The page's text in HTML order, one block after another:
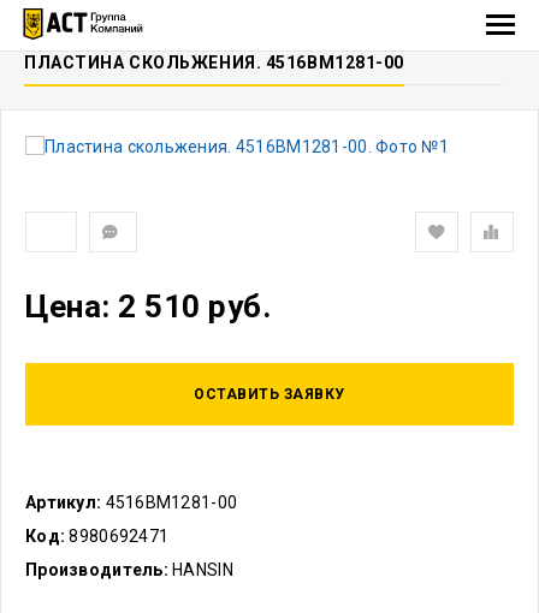
ПЛАСТИНА СКОЛЬЖЕНИЯ. 4516BM1281-00
Артикул: 4516BM1281-00
Код: 8980692471
Производитель: HANSIN
Цена: 2 510 руб.
ОСТАВИТЬ ЗАЯВКУ